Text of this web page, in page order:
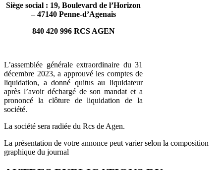
Siège social : 19, Boulevard de l’Horizon
– 47140 Penne-d’Agenais
840 420 996 RCS AGEN
L’assemblée générale extraordinaire du 31
décembre 2023, a approuvé les comptes de
liquidation, a donné quitus au liquidateur
après l’avoir déchargé de son mandat et a
prononcé la clôture de liquidation de la
société.
La société sera radiée du Rcs de Agen.
La présentation de votre annonce peut varier selon la composition
graphique du journal